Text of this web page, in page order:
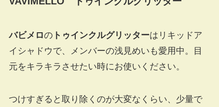
バビメロのトゥインクルグリッターはリキッドア
イシャドウで、メンバーの浅見めいも愛用中。目
元をキラキラさせたい時にお使いください。
つけすぎると取り除くのが大変なくらい、少量で